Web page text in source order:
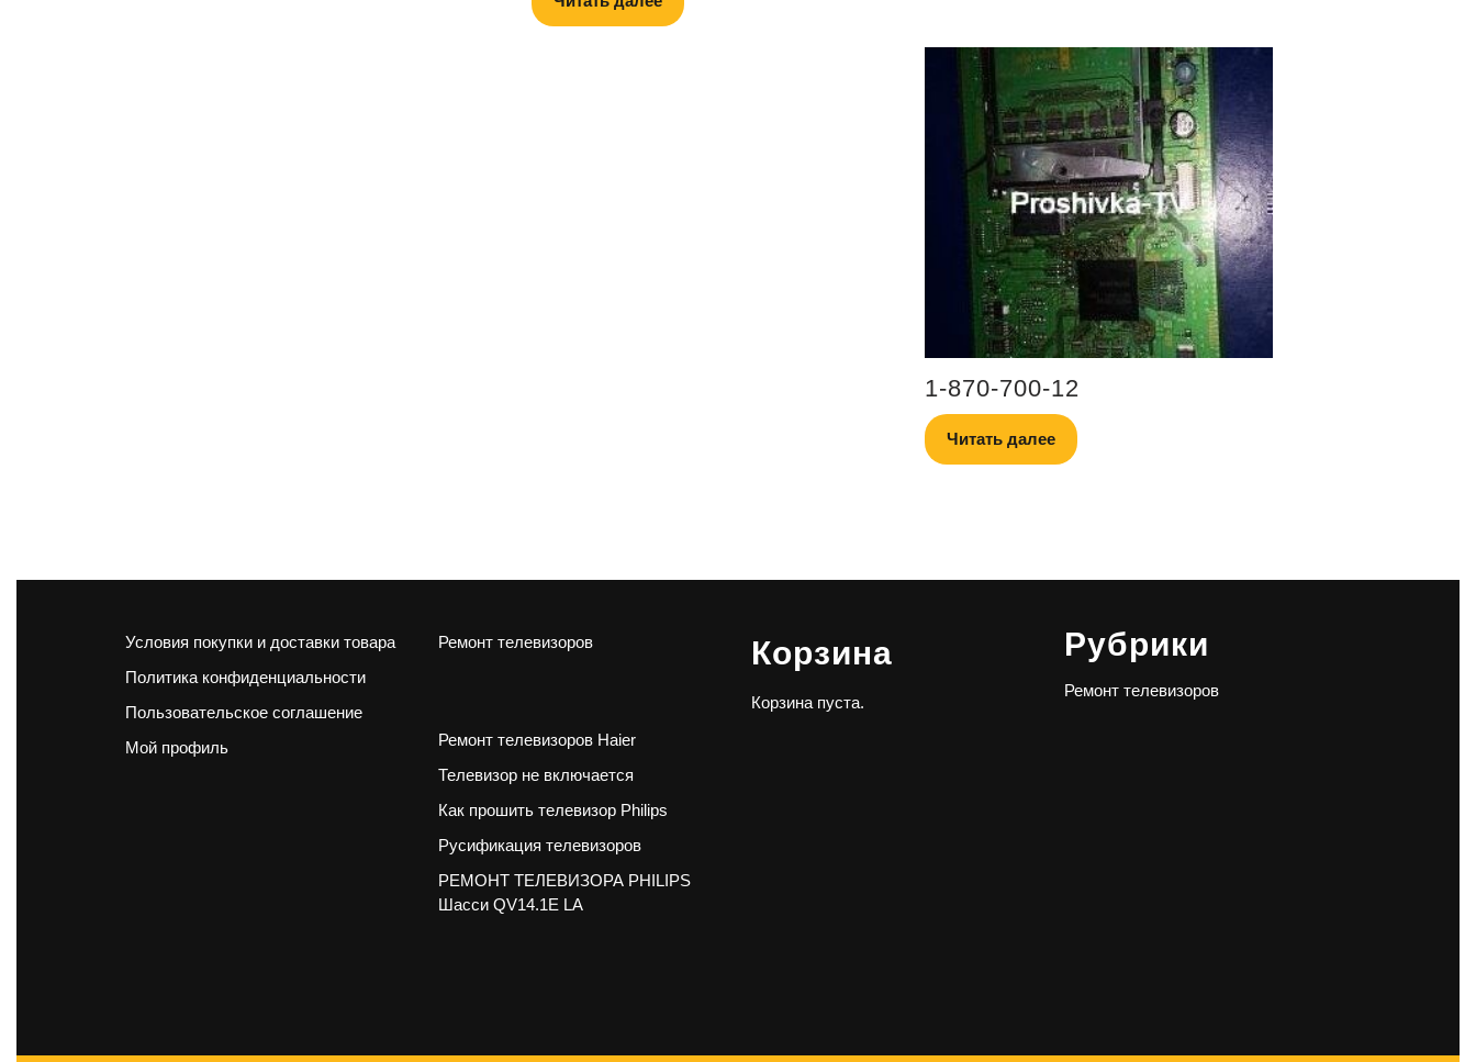
1-870-700-12
Читать далее
Условия покупки и доставки товара
Политика конфиденциальности
Пользовательское соглашение
Мой профиль
Ремонт телевизоров
Ремонт телевизоров Haier
Телевизор не включается
Как прошить телевизор Philips
Русификация телевизоров
РЕМОНТ ТЕЛЕВИЗОРА PHILIPS
Шасси QV14.1E LA
Корзина
Корзина пуста.
Рубрики
Ремонт телевизоров